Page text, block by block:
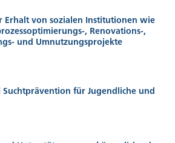
Erhalt von sozialen Institutionen wie
, Renovations-,
und Umnutzungsprojekte
für Jugendliche und